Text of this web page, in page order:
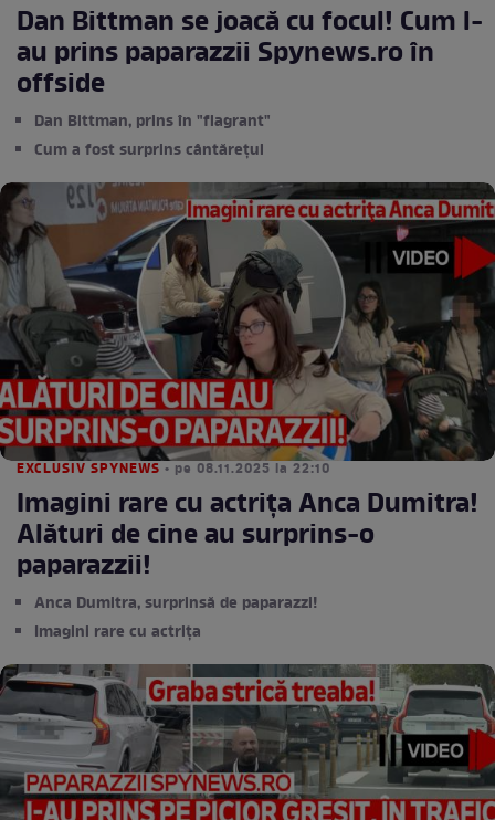
Dan Bittman se joacă cu focul! Cum l-
au prins paparazzii Spynews.ro în
offside
Dan Bittman, prins în "flagrant"
Cum a fost surprins cântărețul
EXCLUSIV SPYNEWS • pe 08.11.2025 la 22:10
Imagini rare cu actriţa Anca Dumitra!
Alături de cine au surprins-o
paparazzii!
Anca Dumitra, surprinsă de paparazzi!
Imagini rare cu actriţa